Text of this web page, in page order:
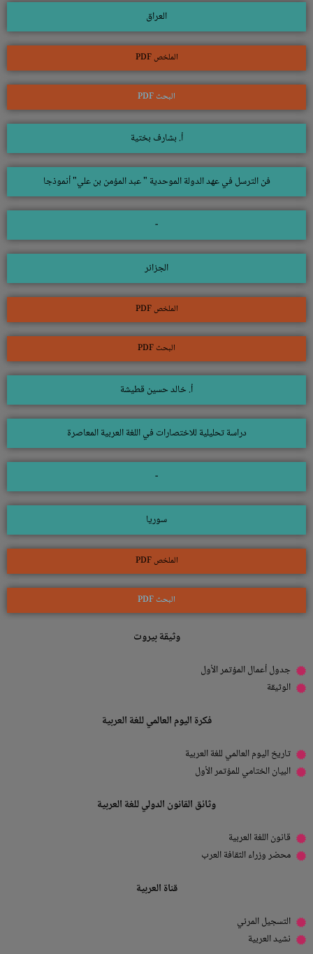
العراق
الملخص PDF
البحث PDF
أ. بشارف بختية
فن الترسل في عهد الدولة الموحدية " عبد المؤمن بن علي" أنموذجا
-
الجزائر
الملخص PDF
البحث PDF
أ. خالد حسين قطيشة
دراسة تحليلية للاختصارات في اللغة العربية المعاصرة
-
سوريا
الملخص PDF
البحث PDF
وثيقة بيروت
جدول أعمال المؤتمر الأول
الوثيقة
فكرة اليوم العالمي للغة العربية
تاريخ اليوم العالمي للغة العربية
البيان الختامي للمؤتمر الأول
وثائق القانون الدولي للغة العربية
قانون اللغة العربية
محضر وزراء الثقافة العرب
قناة العربية
التسجيل المرئي
نشيد العربية